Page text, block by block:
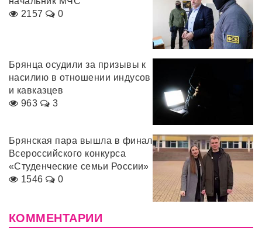
2157
0
Брянца осудили за призывы к
насилию в отношении индусов
и кавказцев
963
3
Брянская пара вышла в финал
Всероссийского конкурса
«Студенческие семьи России»
1546
0
КОММЕНТАРИИ